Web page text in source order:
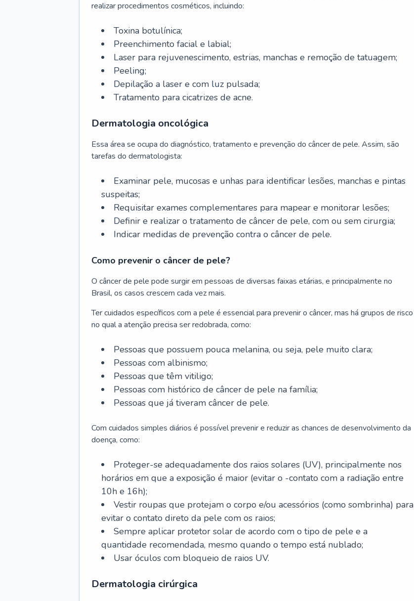
realizar procedimentos cosméticos, incluindo:
Toxina botulínica;
Preenchimento facial e labial;
Laser para rejuvenescimento, estrias, manchas e remoção de tatuagem;
Peeling;
Depilação a laser e com luz pulsada;
Tratamento para cicatrizes de acne.
Dermatologia oncológica
Essa área se ocupa do diagnóstico, tratamento e prevenção do câncer de pele. Assim, são
tarefas do dermatologista:
Examinar pele, mucosas e unhas para identificar lesões, manchas e pintas
suspeitas;
Requisitar exames complementares para mapear e monitorar lesões;
Definir e realizar o tratamento de câncer de pele, com ou sem cirurgia;
Indicar medidas de prevenção contra o câncer de pele.
Como prevenir o câncer de pele?
O câncer de pele pode surgir em pessoas de diversas faixas etárias, e principalmente no
Brasil, os casos crescem cada vez mais.
Ter cuidados específicos com a pele é essencial para prevenir o câncer, mas há grupos de risco
no qual a atenção precisa ser redobrada, como:
Pessoas que possuem pouca melanina, ou seja, pele muito clara;
Pessoas com albinismo;
Pessoas que têm vitiligo;
Pessoas com histórico de câncer de pele na família;
Pessoas que já tiveram câncer de pele.
Com cuidados simples diários é possível prevenir e reduzir as chances de desenvolvimento da
doença, como:
Proteger-se adequadamente dos raios solares (UV), principalmente nos
horários em que a exposição é maior (evitar o -contato com a radiação entre
10h e 16h);
Vestir roupas que protejam o corpo e/ou acessórios (como sombrinha) para
evitar o contato direto da pele com os raios;
Sempre aplicar protetor solar de acordo com o tipo de pele e a
quantidade recomendada, mesmo quando o tempo está nublado;
Usar óculos com bloqueio de raios UV.
Dermatologia cirúrgica